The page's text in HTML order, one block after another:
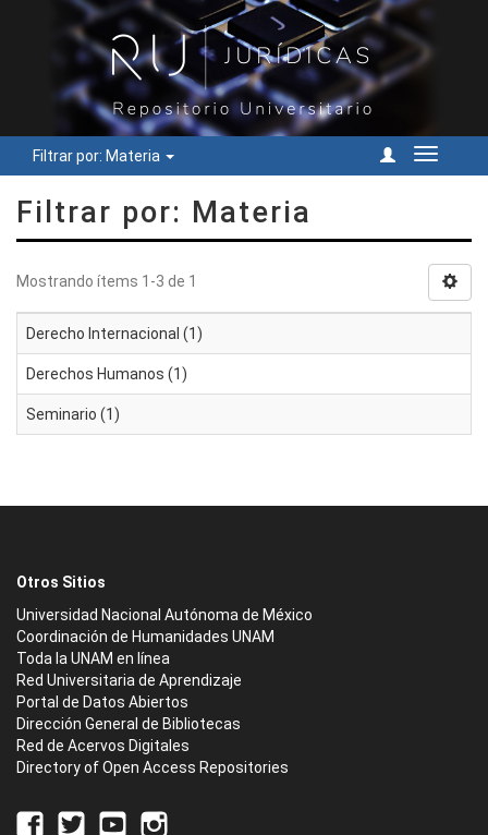
Filtrar por: Materia
Cambiar
Filtrar por: Materia
Mostrando ítems 1-3 de 1
Derecho Internacional (1)
Derechos Humanos (1)
Seminario (1)
Otros Sitios
Universidad Nacional Autónoma de México
Coordinación de Humanidades UNAM
Toda la UNAM en línea
Red Universitaria de Aprendizaje
Portal de Datos Abiertos
Dirección General de Bibliotecas
Red de Acervos Digitales
Directory of Open Access Repositories